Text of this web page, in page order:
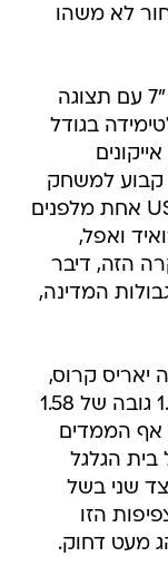
לא משהו
מול הנהג לוח מחוונים דיגיטלי בגודל "7 עם תצוגה
בגודל
קבוע למשחק
תמידי של הנהג והנוסע. יש כניסת USB אחת מלפנים
ואפל,
הזה, דיבר
המדינה,
יאריס קרוס,
עם אורך של 3.97 מטר, רוחב של 1.72 גובה של 1.58
2.51 מטר. על אף הממדים
הגלגל
שני בשל
הזו
מעט דחוק.